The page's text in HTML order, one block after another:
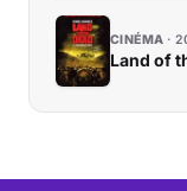
CINÉMA
Land of